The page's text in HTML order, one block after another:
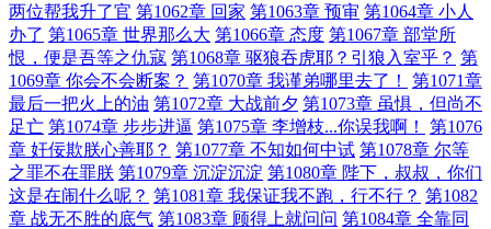
两位帮我升了官 第1062章 回家 第1063章 预审 第1064章 小人
办了 第1065章 世界那么大 第1066章 态度 第1067章 部堂所
恨，便是吾等之仇寇 第1068章 驱狼吞虎耶？引狼入室乎？ 第
1069章 你会不会断案？ 第1070章 我谨弟哪里去了！
第1071章
最后一把火上的油 第1072章 大战前夕 第1073章 虽惧，但尚不
足亡 第1074章 步步进逼 第1075章 李增枝...你误我啊！
第1076
章 奸佞欺朕心善耶？ 第1077章 不知如何中试 第1078章 尔等
之罪不在罪朕 第1079章 沉淀沉淀 第1080章 陛下，叔叔，你们
这是在闹什么呢？ 第1081章 我保证我不跑，行不行？ 第1082
章 战无不胜的底气 第1083章 顾得上就问问 第1084章 全靠同